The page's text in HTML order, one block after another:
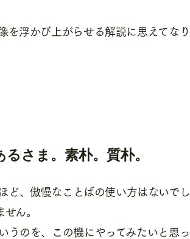
を浮かび上がらせる解説に思えてなり
さま。素朴。質朴。
ど、傲慢なことばの使い方はないでし
ん。
うのを、この機にやってみたいと思っ